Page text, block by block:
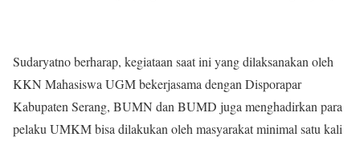
Sudaryatno berharap, kegiataan saat ini yang dilaksanakan oleh
KKN Mahasiswa UGM bekerjasama dengan Disporapar
Kabupaten Serang, BUMN dan BUMD juga menghadirkan para
pelaku UMKM bisa dilakukan oleh masyarakat minimal satu kali